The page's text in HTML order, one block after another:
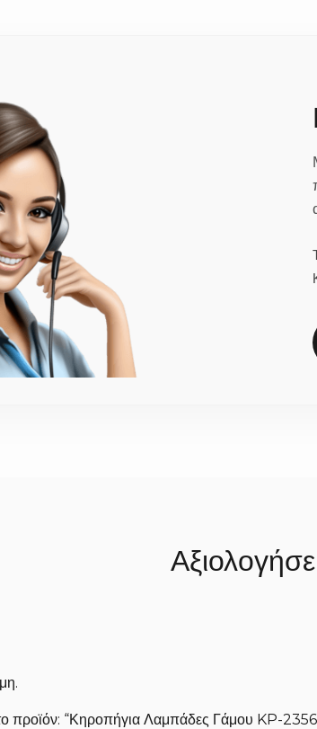
ή ξύλινα κηροπήγια;
(μεταλλικά ή ξύλινα), στην τιμή
έτοιμο για το μυστήριο στην εκκλησία.
ταιριάζει με τα στέφανα και το σετ καράφας;
να στολίσουμε τις λαμπάδες και τα κηροπήγια
Έτσι θα πετύχετε ένα εντυπωσιακό,
και την αποστολή τους;
προϊόν: “Κηροπήγια Λαμπάδες Γάμου KP-